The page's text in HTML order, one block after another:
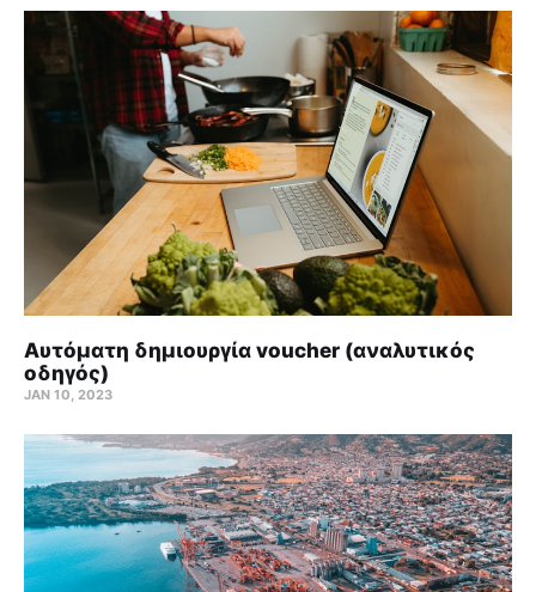
Αυτόματη δημιουργία voucher (αναλυτικός
οδηγός)
JAN 10, 2023